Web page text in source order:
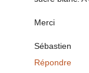
Merci
Sébastien
Répondre